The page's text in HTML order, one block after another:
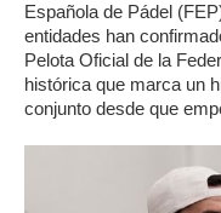
Española de Pádel
entidades han
Pelota Oficial de la
histórica que marca un
conjunto desde que